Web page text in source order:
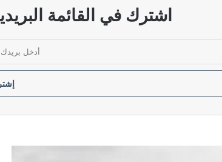
مستمرة لدعم المفاوضات بين واشنطن وطهران
إلى بيئة خصبة للتنظيمات الإرهابية
اشترك في القائمة